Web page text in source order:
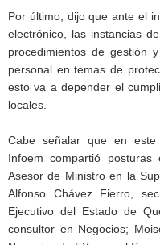
Por último, dijo que ante el
electrónico, las instancias
procedimientos de gestión
personal en temas de
esto va a depender el
locales.
Cabe señalar que en
Infoem compartió
Asesor de Ministro en la
Alfonso Chávez Fierro,
Ejecutivo del Estado de
consultor en Negocios;